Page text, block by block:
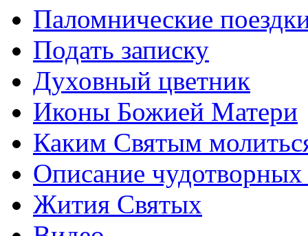
Паломнические
Подать записку
Духовный цветник
Иконы Божией Матери
Каким Святым
Описание
Жития Святых